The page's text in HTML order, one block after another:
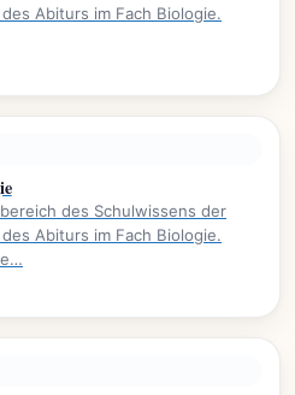
Abiturs im Fach Biologie.
des Schulwissens der
Abiturs im Fach Biologie.